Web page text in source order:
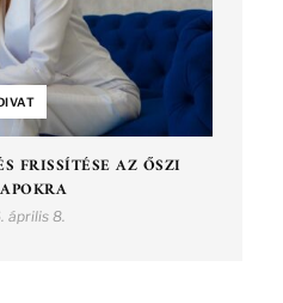
FRISSÍTÉSE AZ ŐSZI
április 8.